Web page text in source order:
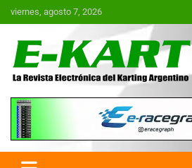
Saltar
al
viernes, agosto 7, 2026
E-Kart.com.ar | La
Electrónica del
Argentina